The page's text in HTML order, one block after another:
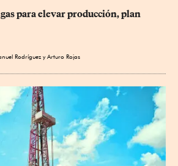
para elevar producción, plan
Rodríguez yArturo Rojas